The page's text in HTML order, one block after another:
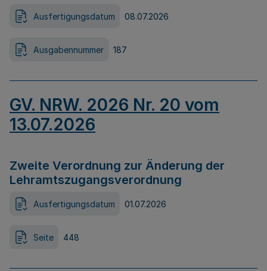
Ausfertigungsdatum 08.07.2026
Ausgabennummer 187
GV. NRW. 2026 Nr. 20 vom
13.07.2026
Zweite Verordnung zur Änderung der
Lehramtszugangsverordnung
Ausfertigungsdatum 01.07.2026
Seite 448